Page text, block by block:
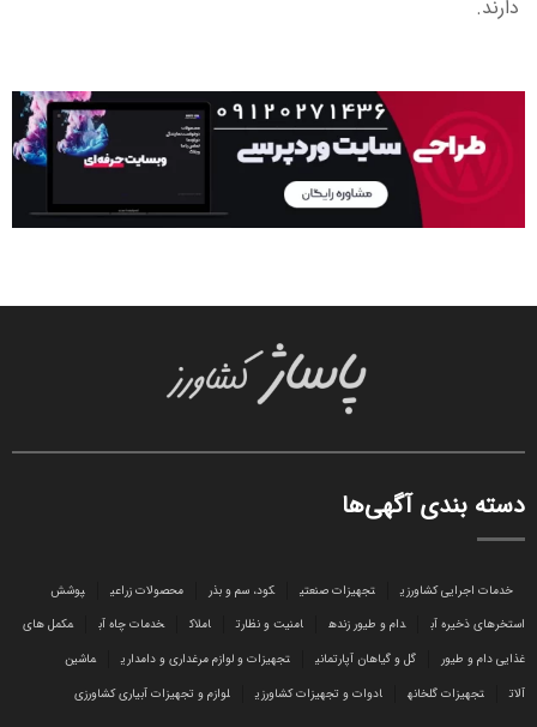
دارند.
دسته بندی آگهی‌ها
خدمات اجرایی کشاورزی تجهیزات صنعتی کود، سم و بذر محصولات زراعی
پوشش
استخرهای ذخیره آب
دام و طیور زنده امنیت و نظارت املاک خدمات چاه آب
مکمل های
غذایی دام و طیور
گل و گیاهان آپارتمانی تجهیزات و لوازم مرغداری و دامداری
ماشین
آلات
تجهیزات گلخانه ادوات و تجهیزات کشاورزی لوازم و تجهیزات آبیاری کشاورزی